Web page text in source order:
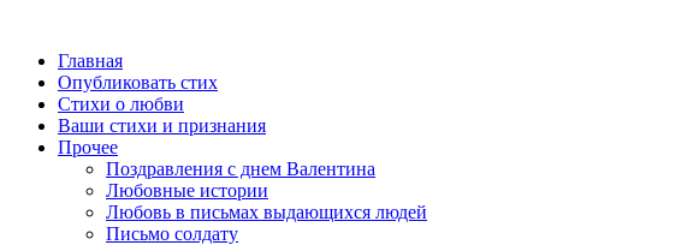
Главная
Опубликовать стих
Стихи о любви
Ваши стихи и признания
Прочее
Поздравления с днем Валентина
Любовные истории
Любовь в письмах выдающихся людей
Письмо солдату